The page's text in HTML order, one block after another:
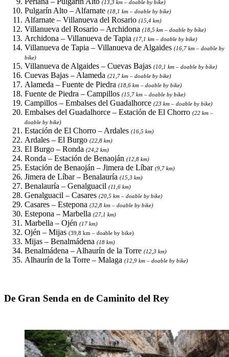
(13,3 km – doable by bike)
Pulgarín Alto – Alfarnate (18,1 km – doable by bike)
Alfarnate – Villanueva del Rosario (15,4 km)
Villanueva del Rosario – Archidona (18,5 km – doable by bike)
Archidona – Villanueva de Tapia (17,1 km – doable by bike)
Villanueva de Tapia – Villanueva de Algaides (16,7 km – doable by
bike)
Villanueva de Algaides – Cuevas Bajas (10,1 km – doable by bike)
Cuevas Bajas – Alameda (21,7 km – doable by bike)
Alameda – Fuente de Piedra (18,6 km – doable by bike)
Fuente de Piedra – Campillos (15,7 km – doable by bike)
Campillos – Embalses del Guadalhorce (23 km – doable by bike)
Embalses del Guadalhorce – Estación de El Chorro (22 km –
doable by bike)
Estación de El Chorro – Ardales (16,5 km)
Ardales – El Burgo (22,8 km)
El Burgo – Ronda (24,2 km)
Ronda – Estación de Benaoján (12,8 km)
Estación de Benaoján – Jimera de Líbar (9,7 km)
Jimera de Líbar – Benalauría (15,3 km)
Benalauría – Genalguacil (11,6 km)
Genalguacil – Casares (20,5 km – doable by bike)
Casares – Estepona (32,8 km – doable by bike)
Estepona – Marbella (27,1 km)
Marbella – Ojén (17 km)
Ojén – Mijas (39,8 km – doable by bike)
Mijas – Benalmádena (18 km)
Benalmádena – Alhaurín de la Torre (12,3 km)
Alhaurín de la Torre – Malaga (12,9 km – doable by bike)
De Gran Senda en de Caminito del Rey